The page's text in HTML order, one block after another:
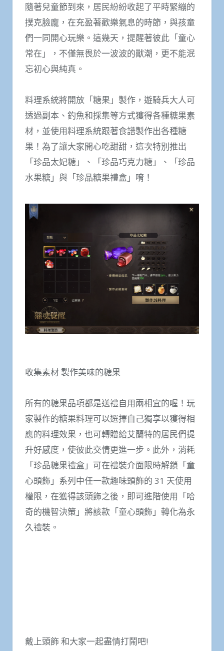
隨著兒童節到來，居民紛紛收起了平時緊繃的
撲克臉龐，在充盈著歡樂氣息的時節，與孩童
們一同開心玩樂。這幾天，提醒著彼此「童心
常在」，不僅無畏於一波波的獸潮，更不能泯
忘初心與純真。
料理系統將開放「糖果」製作，遊騎兵大人可
透過副本、釣魚和採集等方式獲得各種糖果素
材，並使用料理系統跟著食譜製作出各種糖
果！為了讓大家開心吃甜甜，這次特別推出
「珍品太妃糖」、「珍品巧克力糖」、「珍品
水果糖」與「珍品糖果禮盒」唷！
收集素材 製作美味的糖果
所有的糖果品項都是送禮自用兩相宜的喔！玩
家製作的糖果料理可以選擇自己獨享以獲得相
應的料理效果，也可轉贈給艾蘭特的居民們提
升好感度，使彼此交情更進一步。此外，消耗
「珍品糖果禮盒」可在禮裝介面限時解鎖「童
心頭飾」系列中任一款趣味頭飾的 31 天使用
權限，在獲得該頭飾之後，即可進階使用「哈
奇的機智決策」將該款「童心頭飾」轉化為永
久禮裝。
戴上頭飾 和大家一起盡情打鬧吧!